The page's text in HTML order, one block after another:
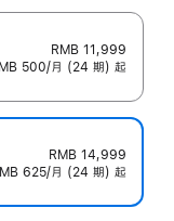
RMB 11,999
500/月 (24 期) 起
RMB 14,999
625/月 (24 期) 起